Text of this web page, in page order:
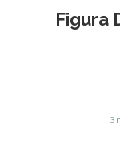
Figura
3